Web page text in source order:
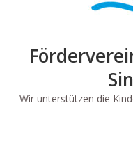
Wir unterstützen die